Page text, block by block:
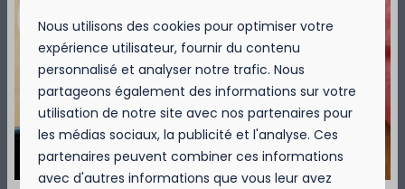
factuur is betaald.
Een boeking met een voorjaarvoucher in
het najaar, kan pas nadat de boeker de
voorjaarvoucher effectief heeft
ontvangen en vanaf de datum dat deze
geldig is in het najaar.
Nous utilisons des cookies pour optimiser votre
expérience utilisateur, fournir du contenu
personnalisé et analyser notre trafic. Nous
partageons également des informations sur votre
utilisation de notre site avec nos partenaires pour
les médias sociaux, la publicité et l'analyse. Ces
partenaires peuvent combiner ces informations
avec d'autres informations que vous leur avez